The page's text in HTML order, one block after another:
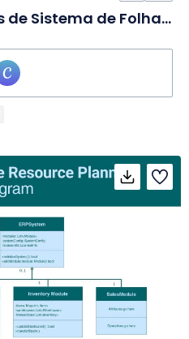
Diagrama de Classes de Sistema de Folha de Pagamento em Quadro Branco